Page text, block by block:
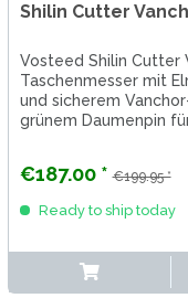
Shilin Cutter
Vosteed Shilin Cutter
Taschenmesser mit
und sicherem
grünem Daumenpin
€187.00 * €199.95 *
Ready to ship today